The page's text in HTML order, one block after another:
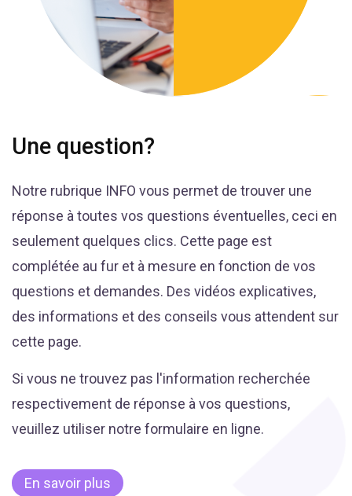
Une question?
Notre rubrique INFO vous permet de trouver une
réponse à toutes vos questions éventuelles, ceci en
seulement quelques clics. Cette page est
complétée au fur et à mesure en fonction de vos
questions et demandes. Des vidéos explicatives,
des informations et des conseils vous attendent sur
cette page.
Si vous ne trouvez pas l'information recherchée
respectivement de réponse à vos questions,
veuillez utiliser notre formulaire en ligne.
En savoir plus